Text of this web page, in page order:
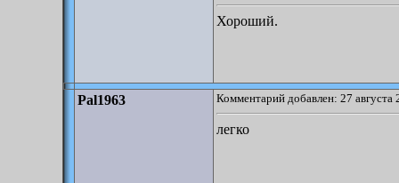
Хороший.
Pal1963 Комментарий добавлен: 27 августа
легко